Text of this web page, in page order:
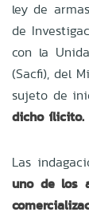
ley de
de
con la
(Sacfi), del
sujeto de
dicho ílicito.
Las
uno de los